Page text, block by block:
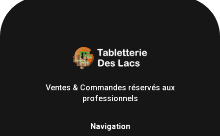
Ventes & Commandes réservés aux
professionnels
Navigation